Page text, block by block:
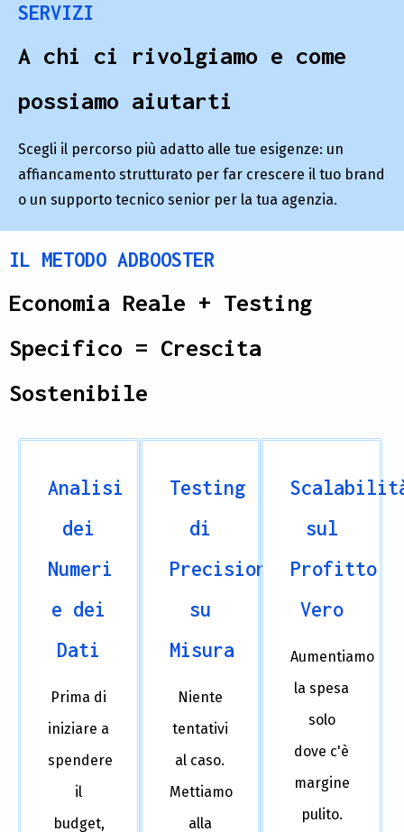
SERVIZI
A chi ci rivolgiamo e come
possiamo aiutarti
Scegli il percorso più adatto alle tue esigenze: un
affiancamento strutturato per far crescere il tuo brand
o un supporto tecnico senior per la tua agenzia.
IL METODO ADBOOSTER
Economia Reale + Testing
Specifico = Crescita
Sostenibile
Analisi
dei
Numeri
e dei
Dati
Prima di
iniziare a
spendere
il
budget,
Testing
di
Precisione
su
Misura
Niente
tentativi
al caso.
Mettiamo
alla
sul
Profitto
Vero
Aumentiamo
la spesa
solo
dove c'è
margine
pulito.